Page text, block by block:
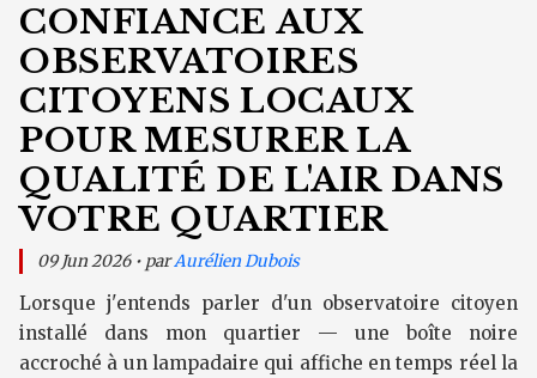
CONFIANCE AUX
OBSERVATOIRES
CITOYENS LOCAUX
POUR MESURER LA
QUALITÉ DE L'AIR DANS
VOTRE QUARTIER
09 Jun 2026 • parAurélien Dubois
Lorsque j'entends parler d'un observatoire citoyen
installé dans mon quartier — une boîte noire
accroché à un lampadaire qui affiche en temps réel la